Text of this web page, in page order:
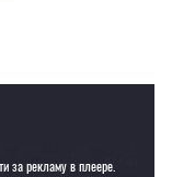
за рекламу в плеере.